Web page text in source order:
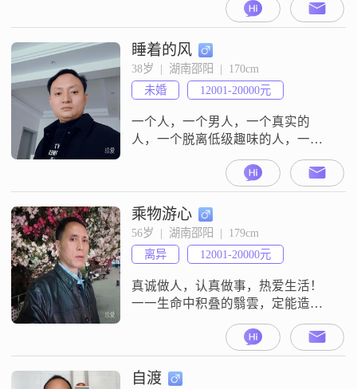
睡着的风
38岁  |  湖南邵阳  |  170cm
未婚
12001-20000元
一个人，一个男人，一个真实的
人，一个脱离低级趣味的人，一个
默默奋斗的人，一个向死而生的平
乘物游心
56岁  |  湖南邵阳  |  179cm
离异
12001-20000元
真诚做人，认真做事，热爱生活！
一一生命中积叠的翳雲，定能造就
自渡